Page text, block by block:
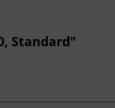
Standard"